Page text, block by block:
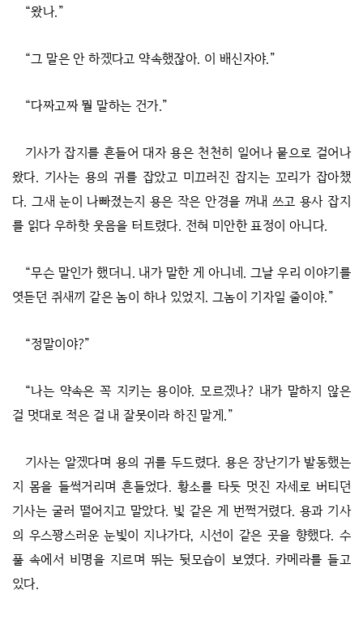
“왔나.”
“그 말은 안 하겠다고 약속했잖아. 이 배신자야.”
“다짜고짜 뭘 말하는 건가.”
기사가 잡지를 흔들어 대자 용은 천천히 일어나 뭍으로 걸어나
왔다. 기사는 용의 귀를 잡았고 미끄러진 잡지는 꼬리가 잡아챘
다. 그새 눈이 나빠졌는지 용은 작은 안경을 꺼내 쓰고 용사 잡지
를 읽다 우하핫 웃음을 터트렸다. 전혀 미안한 표정이 아니다.
“무슨 말인가 했더니. 내가 말한 게 아니네. 그날 우리 이야기를
엿듣던 쥐새끼 같은 놈이 하나 있었지. 그놈이 기자일 줄이야.”
“정말이야?”
“나는 약속은 꼭 지키는 용이야. 모르겠나? 내가 말하지 않은
걸 멋대로 적은 걸 내 잘못이라 하진 말게.”
기사는 알겠다며 용의 귀를 두드렸다. 용은 장난기가 발동했는
지 몸을 들썩거리며 흔들었다. 황소를 타듯 멋진 자세로 버티던
기사는 굴러 떨어지고 말았다. 빛 같은 게 번쩍거렸다. 용과 기사
의 우스꽝스러운 눈빛이 지나가다, 시선이 같은 곳을 향했다. 수
풀 속에서 비명을 지르며 뛰는 뒷모습이 보였다. 카메라를 들고
있다.